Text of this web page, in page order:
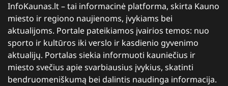
InfoKaunas.lt – tai informacinė platforma, skirta Kauno
miesto ir regiono naujienoms, įvykiams bei
aktualijoms. Portale pateikiamos įvairios temos: nuo
sporto ir kultūros iki verslo ir kasdienio gyvenimo
aktualijų. Portalas siekia informuoti kauniečius ir
miesto svečius apie svarbiausius įvykius, skatinti
bendruomeniškumą bei dalintis naudinga informacija.